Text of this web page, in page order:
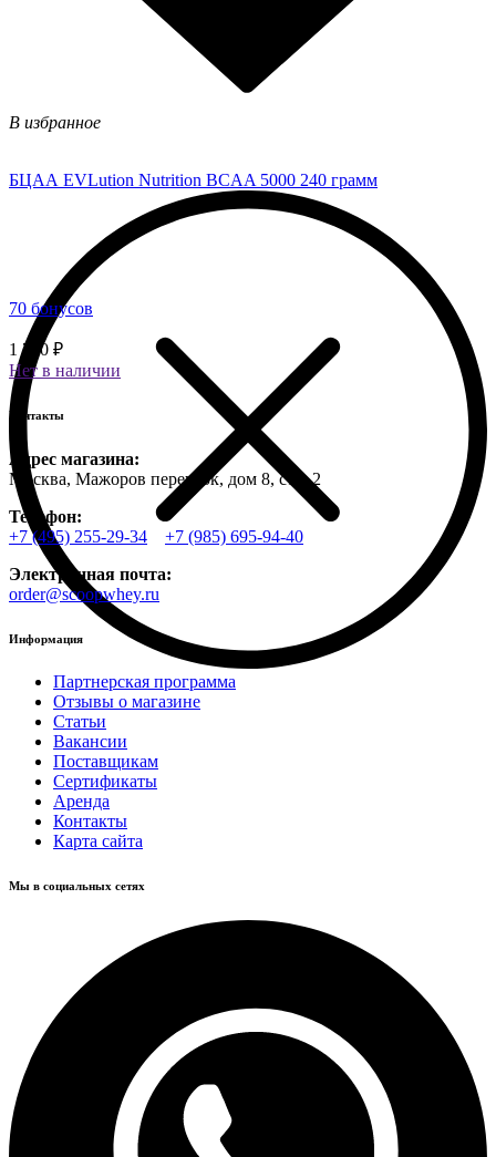
В избранное
БЦАА EVLution Nutrition BCAA 5000 240 грамм
70 бонусов
1 750 ₽
Нет в наличии
Контакты
Адрес магазина:
Москва, Мажоров переулок, дом 8, стр. 2
Телефон:
+7 (495) 255-29-34
+7 (985) 695-94-40
Электронная почта:
order@scoopwhey.ru
Информация
Партнерская программа
Отзывы о магазине
Статьи
Вакансии
Поставщикам
Сертификаты
Аренда
Контакты
Карта сайта
Мы в социальных сетях